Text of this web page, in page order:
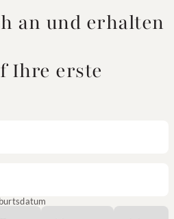
an und erhalten
Ihre erste